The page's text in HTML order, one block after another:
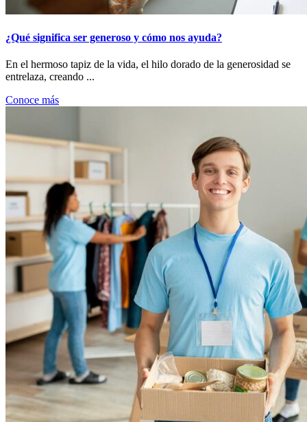
¿Qué significa ser generoso y cómo nos ayuda?
En el hermoso tapiz de la vida, el hilo dorado de la generosidad se
entrelaza, creando ...
Conoce más